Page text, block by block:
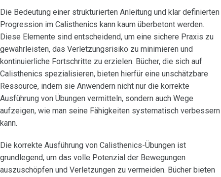
Die Bedeutung einer strukturierten Anleitung und klar definierten
Progression im Calisthenics kann kaum überbetont werden.
Diese Elemente sind entscheidend, um eine sichere Praxis zu
gewährleisten, das Verletzungsrisiko zu minimieren und
kontinuierliche Fortschritte zu erzielen. Bücher, die sich auf
Calisthenics spezialisieren, bieten hierfür eine unschätzbare
Ressource, indem sie Anwendern nicht nur die korrekte
Ausführung von Übungen vermitteln, sondern auch Wege
aufzeigen, wie man seine Fähigkeiten systematisch verbessern
kann.
Die korrekte Ausführung von Calisthenics-Übungen ist
grundlegend, um das volle Potenzial der Bewegungen
auszuschöpfen und Verletzungen zu vermeiden. Bücher bieten